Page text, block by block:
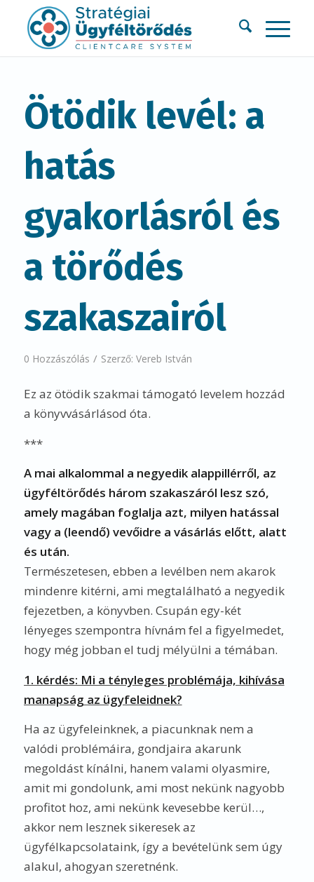
Ötödik levél: a
hatás
gyakorlásról és
a törődés
szakaszairól
0 Hozzászólás / Szerző: Vereb István
Ez az ötödik szakmai támogató levelem hozzád
a könyvvásárlásod óta.
***
A mai alkalommal a negyedik alappillérről, az
ügyféltörődés három szakaszáról lesz szó,
amely magában foglalja azt, milyen hatással
vagy a (leendő) vevőidre a vásárlás előtt, alatt
és után.
Természetesen, ebben a levélben nem akarok
mindenre kitérni, ami megtalálható a negyedik
fejezetben, a könyvben. Csupán egy-két
lényeges szempontra hívnám fel a figyelmedet,
hogy még jobban el tudj mélyülni a témában.
1. kérdés: Mi a tényleges problémája, kihívása
manapság az ügyfeleidnek?
Ha az ügyfeleinknek, a piacunknak nem a
valódi problémáira, gondjaira akarunk
megoldást kínálni, hanem valami olyasmire,
amit mi gondolunk, ami most nekünk nagyobb
profitot hoz, ami nekünk kevesebbe kerül…,
akkor nem lesznek sikeresek az
ügyfélkapcsolataink, így a bevételünk sem úgy
alakul, ahogyan szeretnénk.